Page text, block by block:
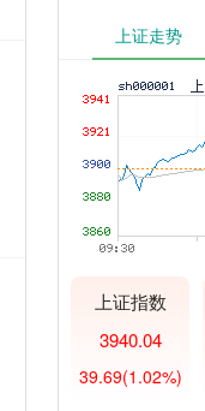
上证走势
上证指数
3940.04
39.69(1.02%)